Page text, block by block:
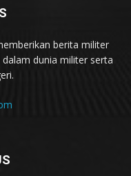
berita militer
dunia militer serta